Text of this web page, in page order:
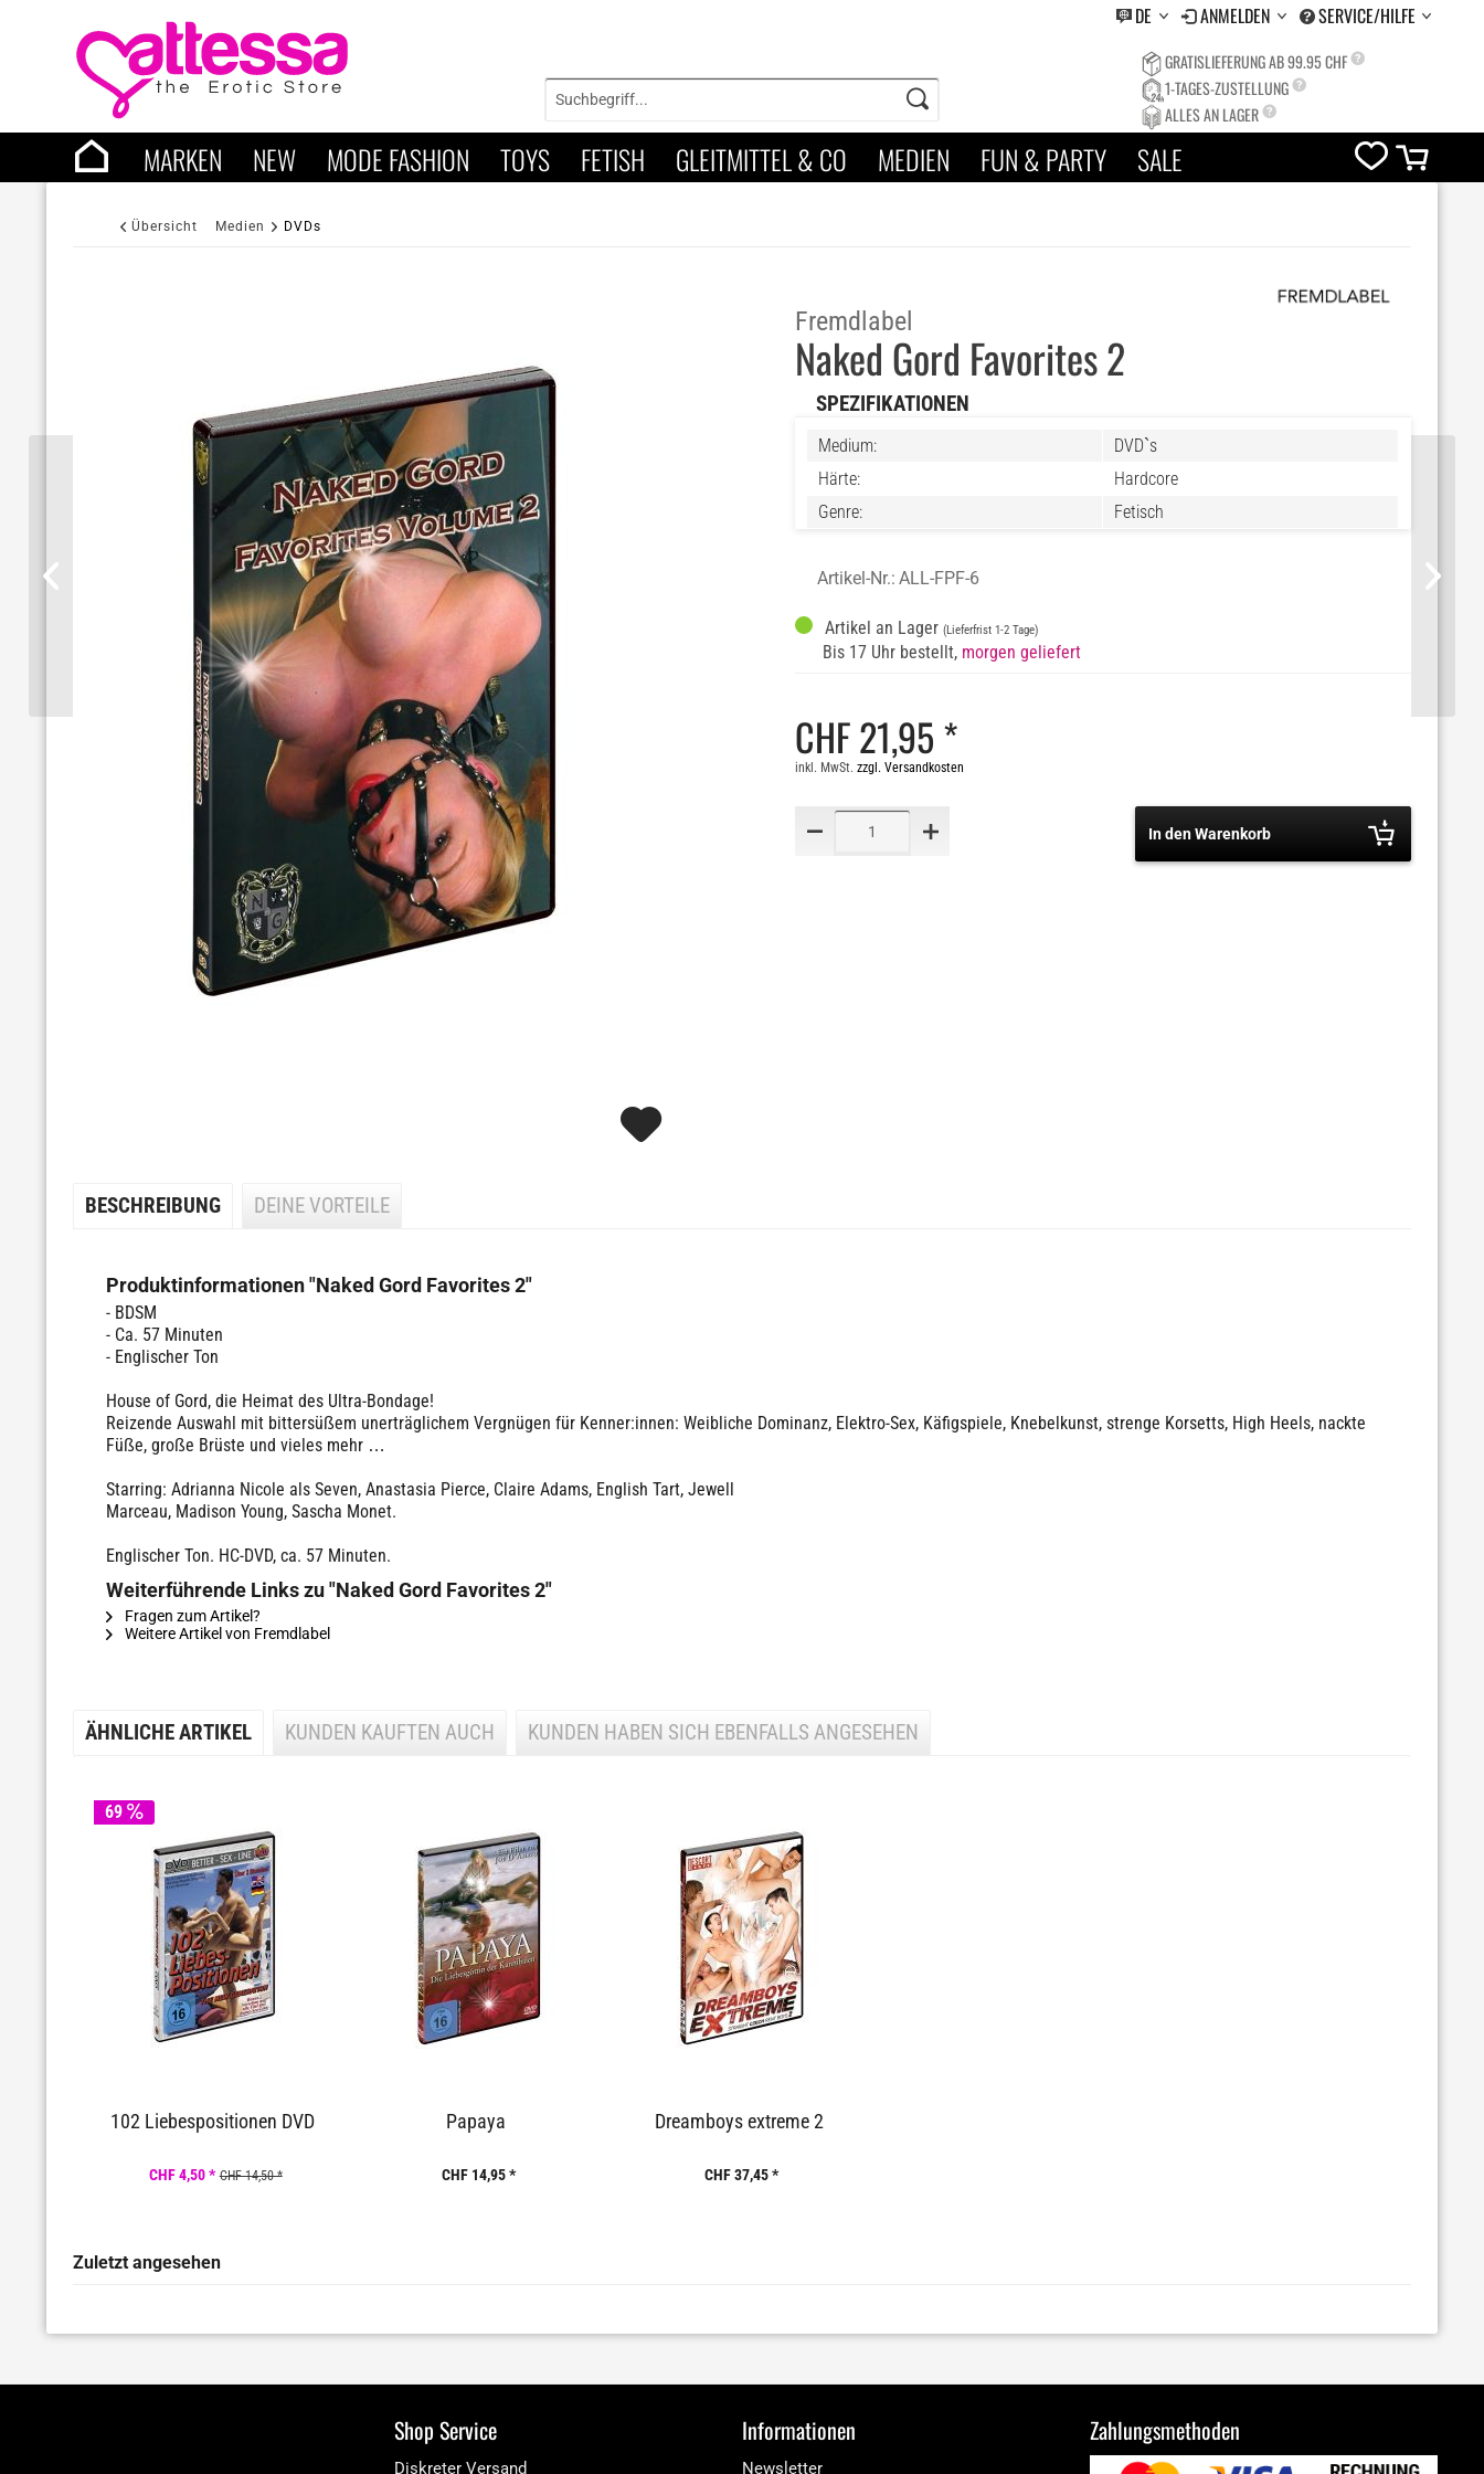
DE ANMELDEN SERVICE/HILFE
GRATISLIEFERUNG AB 99.95 CHF
1-TAGES-ZUSTELLUNG
ALLES AN LAGER
MARKEN NEW MODE FASHION TOYS FETISH GLEITMITTEL & CO MEDIEN FUN & PARTY SALE
Übersicht Medien DVDs
Fremdlabel
Naked Gord Favorites 2
SPEZIFIKATIONEN
Medium:
DVD`s
Härte:
Hardcore
Genre:
Fetisch
Artikel-Nr.: ALL-FPF-6
Artikel an Lager(Lieferfrist 1-2 Tage)
Bis 17 Uhr bestellt, morgen geliefert
CHF 21,95 *
inkl. MwSt.zzgl. Versandkosten
In den Warenkorb
BESCHREIBUNG DEINE VORTEILE
Produktinformationen "Naked Gord Favorites 2"
- BDSM
- Ca. 57 Minuten
- Englischer Ton
House of Gord, die Heimat des Ultra-Bondage!
Reizende Auswahl mit bittersüßem unerträglichem Vergnügen für Kenner:innen: Weibliche Dominanz, Elektro-Sex, Käfigspiele, Knebelkunst, strenge Korsetts, High Heels, nackte
Füße, große Brüste und vieles mehr …
Starring: Adrianna Nicole als Seven, Anastasia Pierce, Claire Adams, English Tart, Jewell
Marceau, Madison Young, Sascha Monet.
Englischer Ton. HC-DVD, ca. 57 Minuten.
Weiterführende Links zu "Naked Gord Favorites 2"
Fragen zum Artikel?
Weitere Artikel von Fremdlabel
ÄHNLICHE ARTIKEL KUNDEN KAUFTEN AUCH KUNDEN HABEN SICH EBENFALLS ANGESEHEN
69
102 Liebespositionen DVD
CHF 4,50 * CHF 14,50 *
Papaya
CHF 14,95 *
Dreamboys extreme 2
CHF 37,45 *
Zuletzt angesehen
Shop Service
Diskreter Versand
Informationen
Newsletter
Zahlungsmethoden